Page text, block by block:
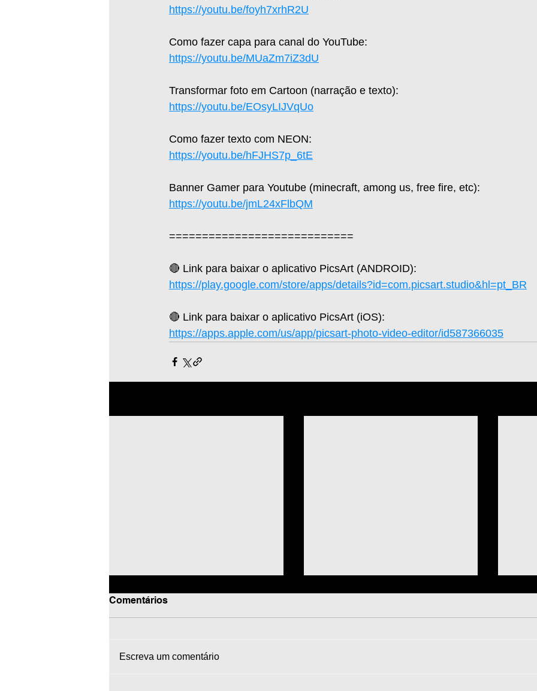
https://youtu.be/foyh7xrhR2U
Como fazer capa para canal do YouTube:
https://youtu.be/MUaZm7iZ3dU
Transformar foto em Cartoon (narração e texto):
https://youtu.be/EOsyLIJVqUo
Como fazer texto com NEON:
https://youtu.be/hFJHS7p_6tE
Banner Gamer para Youtube (minecraft, among us, free fire, etc):
https://youtu.be/jmL24xFlbQM
============================
🔴 Link para baixar o aplicativo PicsArt (ANDROID):
https://play.google.com/store/apps/details?id=com.picsart.studio&hl=pt_BR
🔴 Link para baixar o aplicativo PicsArt (iOS):
https://apps.apple.com/us/app/picsart-photo-video-editor/id587366035
Comentários
Escreva um comentário